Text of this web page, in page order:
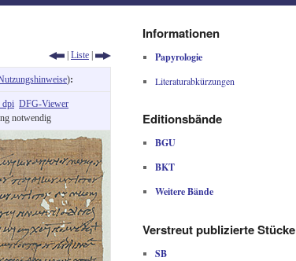
| Liste |
):
dpi DFG-Viewer
notwendig
Informationen
Papyrologie
Literaturabkürzungen
Editionsbände
BGU
BKT
Weitere Bände
Verstreut publizierte Stücke
SB